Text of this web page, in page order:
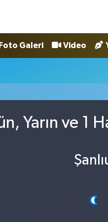
Foto Galeri Video
Yarın ve 1